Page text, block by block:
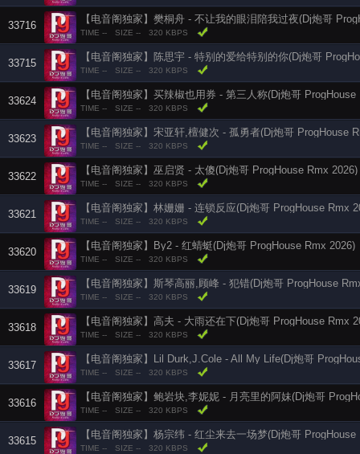
33716
【电音阁独家】樊桐舟 - 不让我的眼泪陪我过夜(Dj炮哥
TIME -- SIZE -- 320 KBPS
33715
【电音阁独家】陈思宇 - 特别的爱给特别的你(Dj炮哥
TIME -- SIZE -- 320 KBPS
33624
【电音阁独家】买辣椒也用券 - 第三人称(Dj炮哥 ProgHouse
TIME -- SIZE -- 320 KBPS
33623
【电音阁独家】宋亚轩,檀健次 - 孤勇者(Dj炮哥 ProgHouse
TIME -- SIZE -- 320 KBPS
33622
【电音阁独家】巫启贤 - 太傻(Dj炮哥 ProgHouse Rmx 2026)
TIME -- SIZE -- 320 KBPS
33621
【电音阁独家】林姗姗 - 连锁反应(Dj炮哥 ProgHouse Rmx
TIME -- SIZE -- 320 KBPS
33620
【电音阁独家】By2 - 红蜻蜓(Dj炮哥 ProgHouse Rmx 2026)
TIME -- SIZE -- 320 KBPS
33619
【电音阁独家】斯琴高丽,顾峰 - 犯错(Dj炮哥 ProgHouse
TIME -- SIZE -- 320 KBPS
33618
【电音阁独家】高夫 - 大雨还在下(Dj炮哥 ProgHouse Rmx
TIME -- SIZE -- 320 KBPS
33617
【电音阁独家】Lil Durk,J.Cole - All My Life(Dj炮哥
TIME -- SIZE -- 320 KBPS
33616
【电音阁独家】鲍岩块,李妮妮 - 月亮里的阿妹(Dj炮哥
TIME -- SIZE -- 320 KBPS
33615
【电音阁独家】杨宗纬 - 红尘来去一场梦(Dj炮哥 ProgHouse
TIME -- SIZE -- 320 KBPS